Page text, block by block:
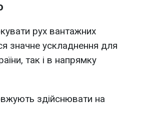
рух вантажних
значне ускладнення для
так і в напрямку
здійснювати на